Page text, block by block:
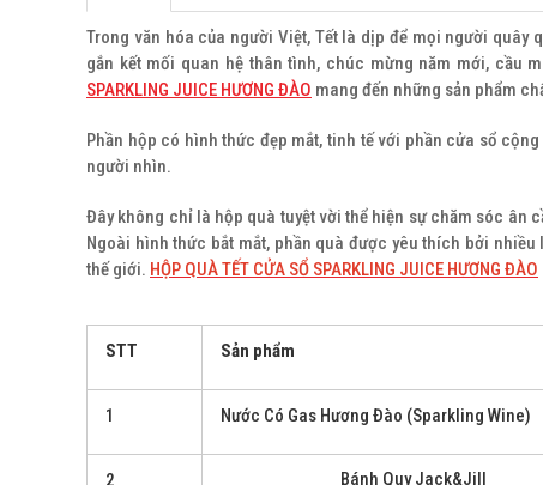
Trong văn hóa của người Việt, Tết là dịp để mọi người
gắn kết mối quan hệ thân tình, chúc mừng năm mới, cầu
SPARKLING JUICE HƯƠNG ĐÀO mang đến những sản phẩm
Phần hộp có hình thức đẹp mắt, tinh tế với phần cửa sổ
người nhìn.
Đây không chỉ là hộp quà tuyệt vời thể hiện sự chăm sóc ân
Ngoài hình thức bắt mắt, phần quà được yêu thích bởi
thế giới. HỘP QUÀ TẾT CỬA SỔ SPARKLING JUICE HƯƠNG ĐÀO
STT Sản phẩm
1 Nước Có Gas Hương Đào (Sparkling Wine)
2 Bánh Quy Jack&Jill